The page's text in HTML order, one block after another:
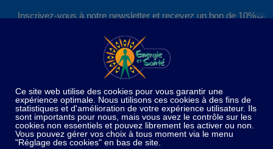
Inscrivez-vous à notre newsletter et recevez un bon de 10%
S'inscrire
✕